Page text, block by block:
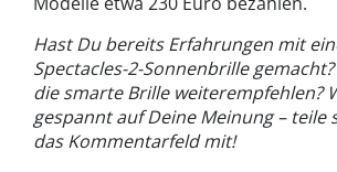
Hast Du bereits Erfahrungen mit
Spectacles-2-Sonnenbrille
die smarte Brille weiterempfehlen?
gespannt auf Deine Meinung – teile
das Kommentarfeld mit!